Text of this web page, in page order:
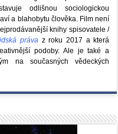
odlišnou sociologickou
a blahobytu člověka. Film není
knihy spisovatele /
právaz roku 2017 a která
podoby. Ale je také a
na současných vědeckých